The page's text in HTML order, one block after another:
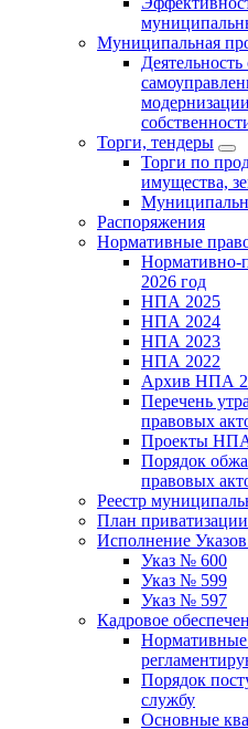
Муниципальная
Торги, тендеры
Торги по
имущества,
Распоряжения
Нормативные
Нормативно-
2026 год
НПА 2025
НПА 2024
НПА 2023
НПА 2022
Архив НПА
Перечень
правовых
Проекты
Порядок
правовых
Реестр
План
Исполнение
Указ № 600
Указ № 599
Указ № 597
Кадровое
Порядок
службу
Основные